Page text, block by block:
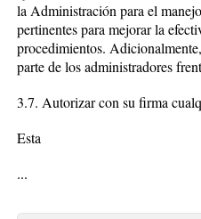
la Administración para el
pertinentes para mejorar la
procedimientos.
parte de los administradores
3.7. Autorizar con su firma
Esta
...